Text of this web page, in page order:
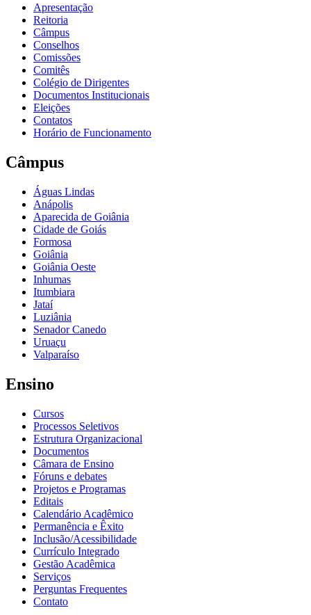
Apresentação
Reitoria
Câmpus
Conselhos
Comissões
Comitês
Colégio de Dirigentes
Documentos Institucionais
Eleições
Contatos
Horário de Funcionamento
Câmpus
Águas Lindas
Anápolis
Aparecida de Goiânia
Cidade de Goiás
Formosa
Goiânia
Goiânia Oeste
Inhumas
Itumbiara
Jataí
Luziânia
Senador Canedo
Uruaçu
Valparaíso
Ensino
Cursos
Processos Seletivos
Estrutura Organizacional
Documentos
Câmara de Ensino
Fóruns e debates
Projetos e Programas
Editais
Calendário Acadêmico
Permanência e Êxito
Inclusão/Acessibilidade
Currículo Integrado
Gestão Acadêmica
Serviços
Perguntas Frequentes
Contato